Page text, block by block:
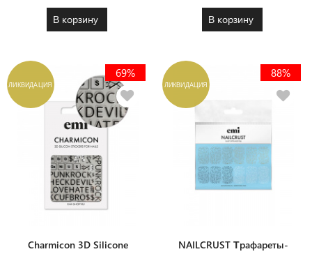
В корзину В корзину
ЛИКВИДАЦИЯ
69%
Charmicon 3D Silicone
ЛИКВИДАЦИЯ
88%
NAILCRUST Трафареты-